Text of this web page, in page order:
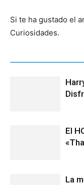
Si te ha gustado el
Curiosidades.
El
La